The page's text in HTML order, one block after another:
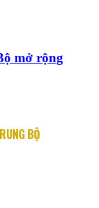
mở rộng
BỘ